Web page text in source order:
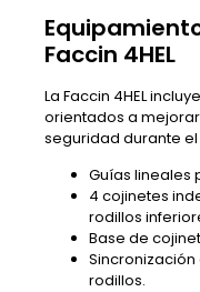
Faccin 4HEL
La Faccin 4HEL
orientados a
seguridad durante
Guías lineales
4 cojinetes
rodillos
Base de
rodillos.